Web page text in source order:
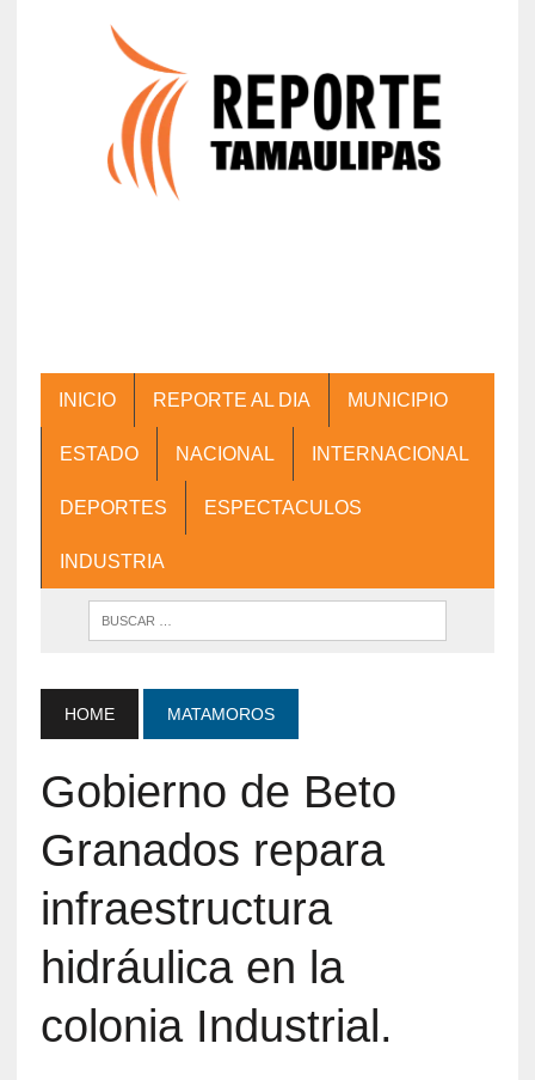
INICIO REPORTE AL DIA MUNICIPIO
ESTADO NACIONAL INTERNACIONAL
DEPORTES ESPECTACULOS
INDUSTRIA
HOME MATAMOROS
Gobierno de Beto
Granados repara
infraestructura
hidráulica en la
colonia Industrial.